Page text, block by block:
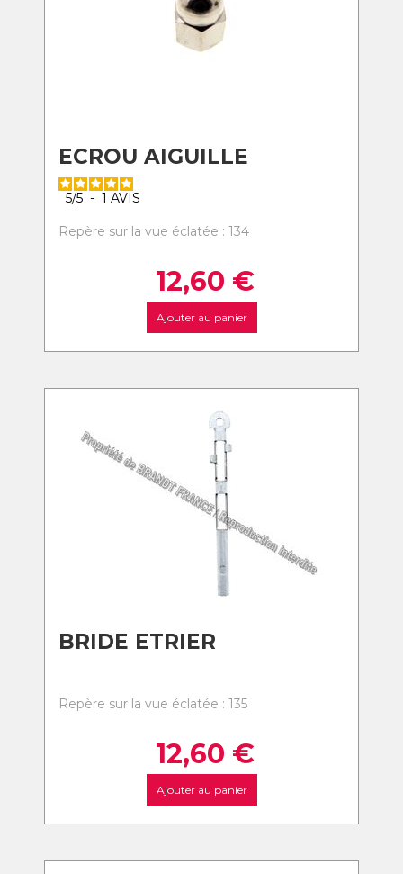
ECROU AIGUILLE
5/5 - 1 AVIS
Repère sur la vue éclatée : 134
12,60 €
Ajouter au panier
BRIDE ETRIER
Repère sur la vue éclatée : 135
12,60 €
Ajouter au panier